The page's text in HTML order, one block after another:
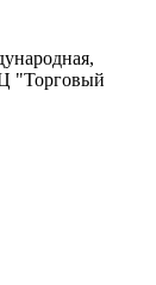
"Торговый